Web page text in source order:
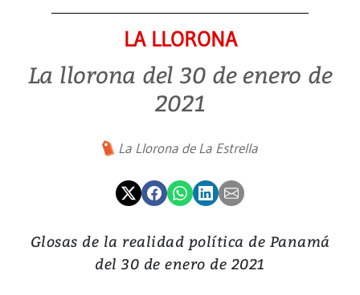
LA LLORONA
La llorona del 30 de enero de
2021
La Llorona de La Estrella
Glosas de la realidad política de Panamá
del 30 de enero de 2021